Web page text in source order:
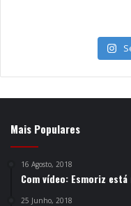
Mais Populares
16 Agosto, 2018
Com vídeo: Esmoriz
25 Junho, 2018